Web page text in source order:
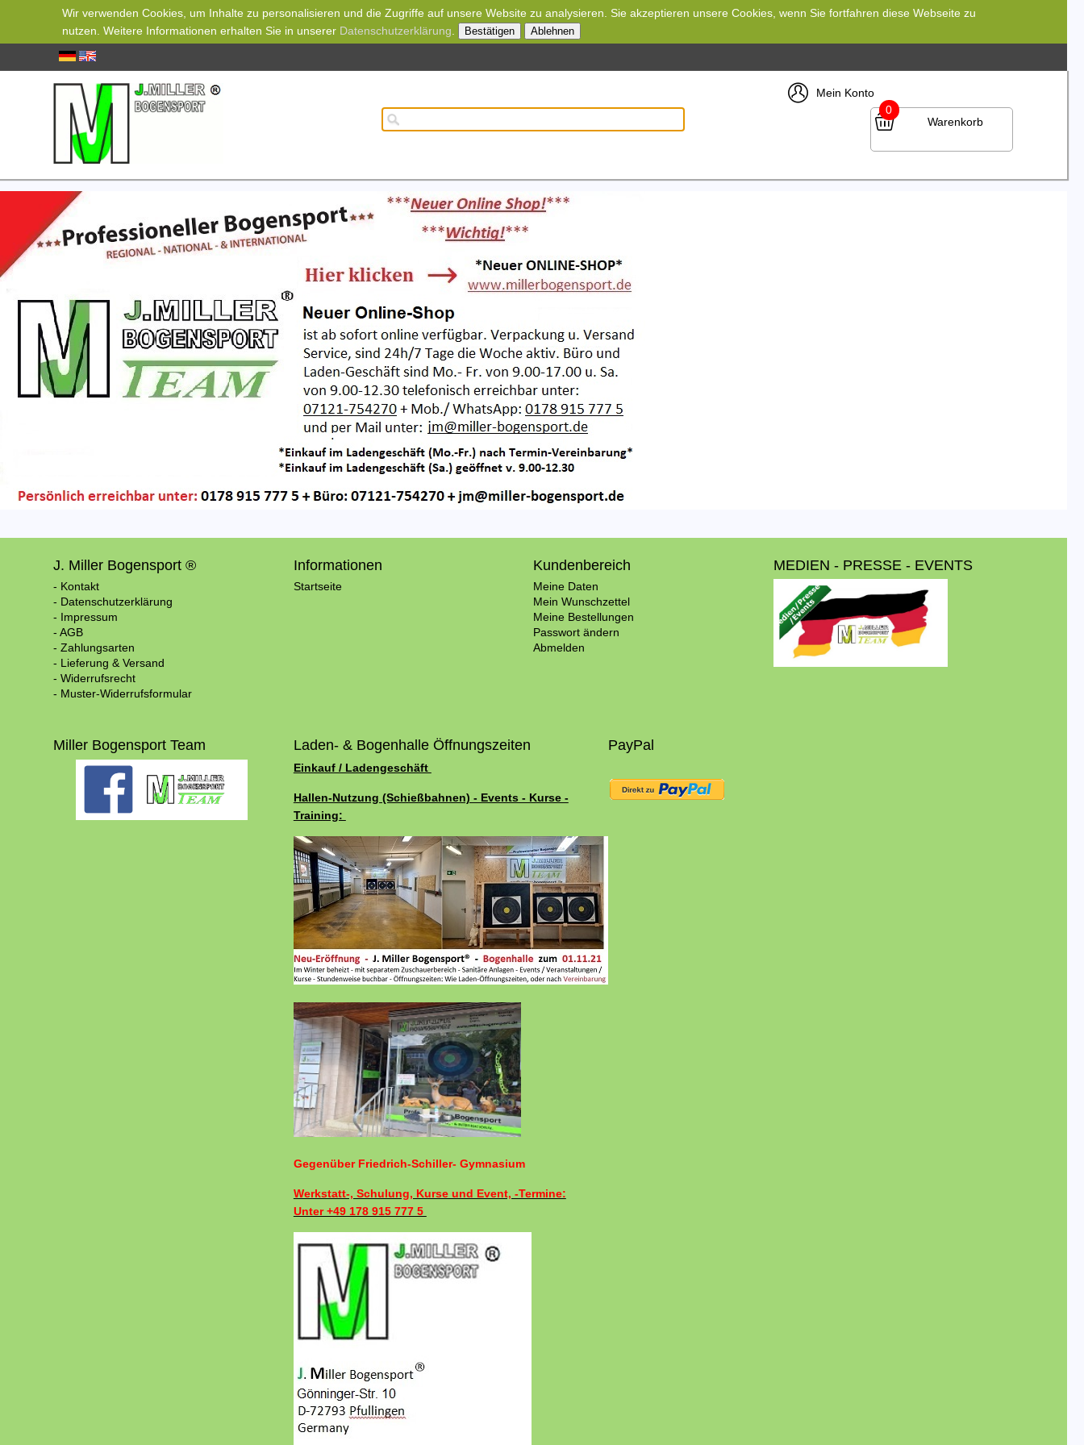
Wir verwenden Cookies, um Inhalte zu personalisieren und die Zugriffe auf unsere Website zu analysieren. Sie akzeptieren unsere Cookies, wenn Sie fortfahren diese Webseite zu
nutzen. Weitere Informationen erhalten Sie in unserer Datenschutzerklärung Bestätigen Ablehnen
Mein Konto
0
Warenkorb
J. Miller Bogensport ®
- Kontakt
- Datenschutzerklärung
- Impressum
- AGB
- Zahlungsarten
- Lieferung & Versand
- Widerrufsrecht
- Muster-Widerrufsformular
Informationen
Startseite
Kundenbereich
Meine Daten
Mein Wunschzettel
Meine Bestellungen
Passwort ändern
Abmelden
MEDIEN - PRESSE - EVENTS
Miller Bogensport Team Laden- & Bogenhalle Öffnungszeiten
Einkauf / Ladengeschäft
Hallen-Nutzung (Schießbahnen) - Events - Kurse -
Training:
Gegenüber Friedrich-Schiller- Gymnasium
Werkstatt-, Schulung, Kurse und Event, -Termine:
Unter +49 178 915 777 5
PayPal